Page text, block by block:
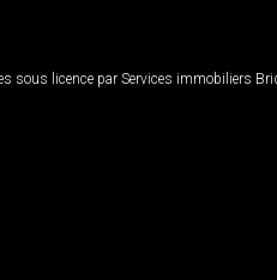
sous licence par Services immobiliers